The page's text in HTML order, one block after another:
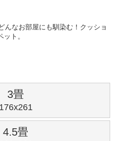
んなお部屋にも馴染む！クッショ
ト。
3畳
176x261
4.5畳